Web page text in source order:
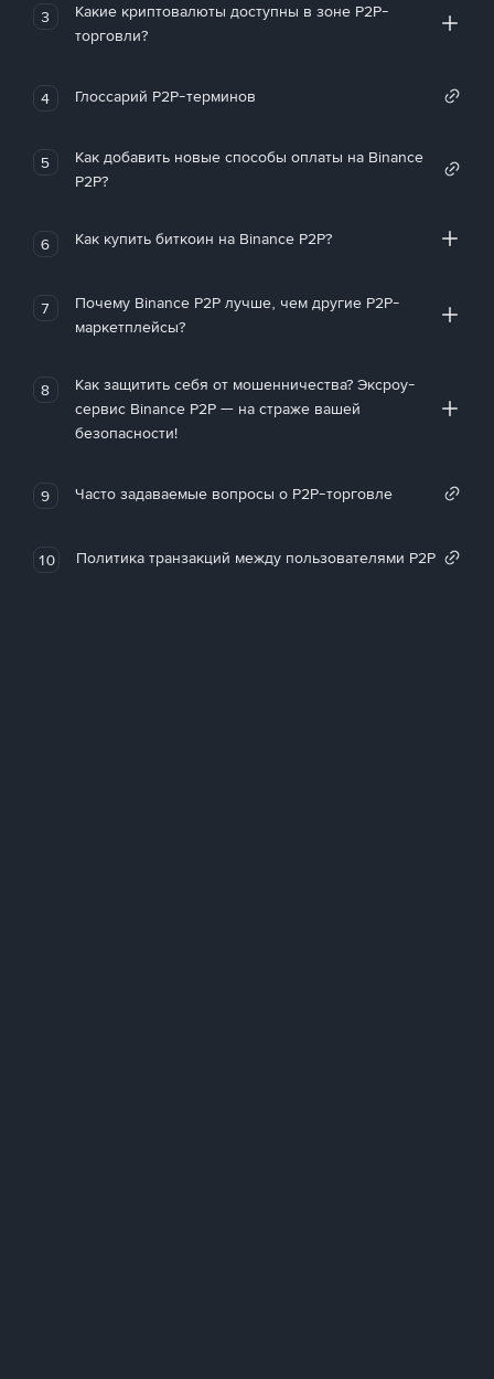
3
Какие криптовалюты доступны в зоне P2P-
торговли?
4 Глоссарий P2P-терминов
5
Как добавить новые способы оплаты на Binance
P2P?
6 Как купить биткоин на Binance P2P?
7
Почему Binance P2P лучше, чем другие P2P-
маркетплейсы?
8
Как защитить себя от мошенничества? Эксроу-
сервис Binance P2P — на страже вашей
безопасности!
9 Часто задаваемые вопросы о P2P-торговле
10 Политика транзакций между пользователями P2P